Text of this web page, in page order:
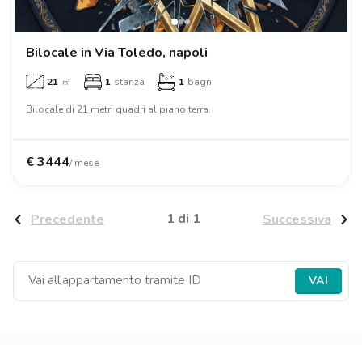
Ville
Loft
Ville
Loft
Ville
Loft
Ville
Loft
Ville
Loft
Ville
Loft
Firenze
Ville
Loft
Roma
Ville
Loft
Napoli
Ville
Loft
Ville
Loft
Padova
Ville
Loft
Bilocale in Via Toledo, napoli
21 ㎡ 1 stanza 1 bagni
Bilocale di 21 metri quadri al piano terra.
€3444/ mese
Precedente 1 di 1 Successiva
VAI